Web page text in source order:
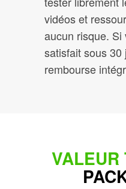
vidéos et
aucun risque.
satisfait sous 30
rembourse
VALEUR